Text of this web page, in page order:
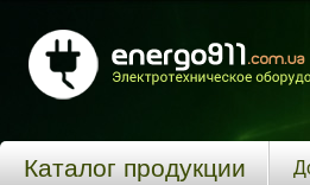
Каталог продукции